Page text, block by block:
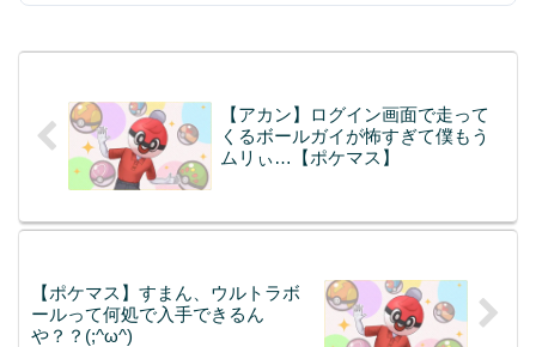
【アカン】ログイン画面で走って
くるボールガイが怖すぎて僕もう
ムリぃ…【ポケマス】
【ポケマス】すまん、ウルトラボ
ールって何処で入手できるん
や？？(;^ω^)